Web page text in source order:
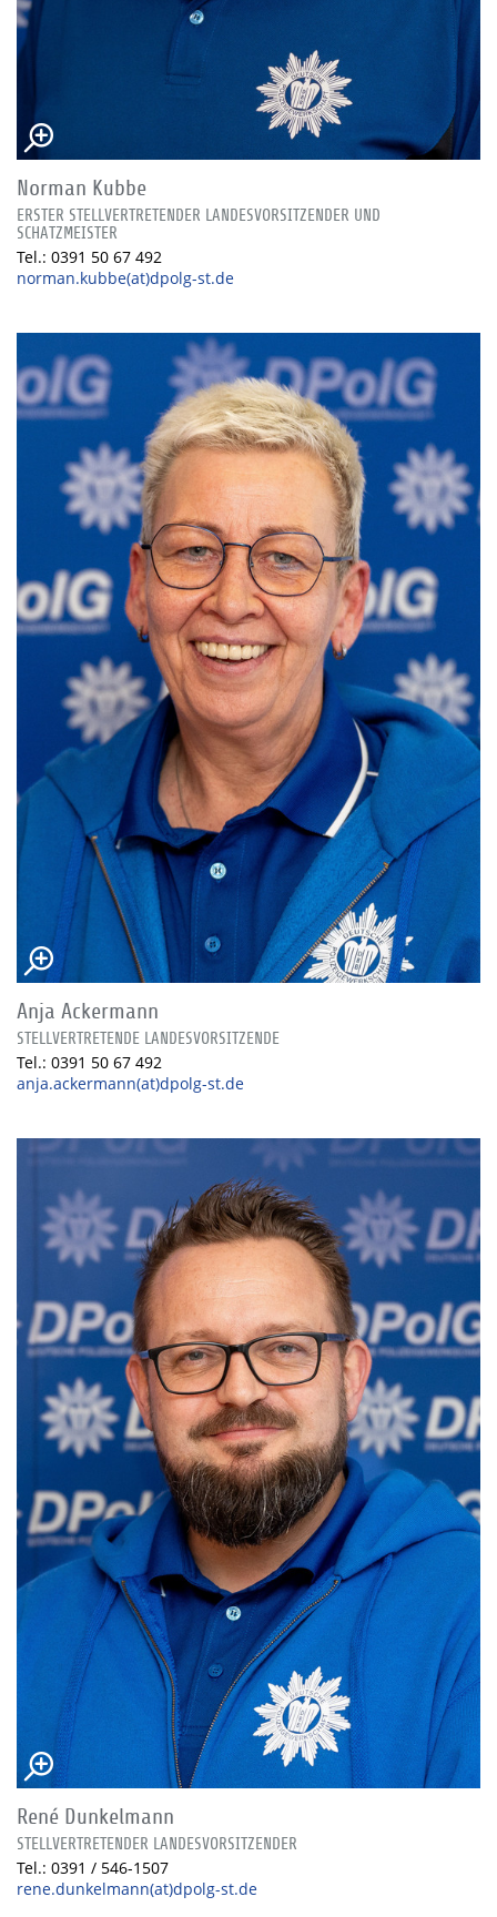
Norman Kubbe
ERSTER STELLVERTRETENDER LANDESVORSITZENDER UND
SCHATZMEISTER
Tel.: 0391 50 67 492
norman.kubbe(at)dpolg-st.de
Anja Ackermann
STELLVERTRETENDE LANDESVORSITZENDE
Tel.: 0391 50 67 492
anja.ackermann(at)dpolg-st.de
René Dunkelmann
STELLVERTRETENDER LANDESVORSITZENDER
Tel.: 0391 / 546-1507
rene.dunkelmann(at)dpolg-st.de